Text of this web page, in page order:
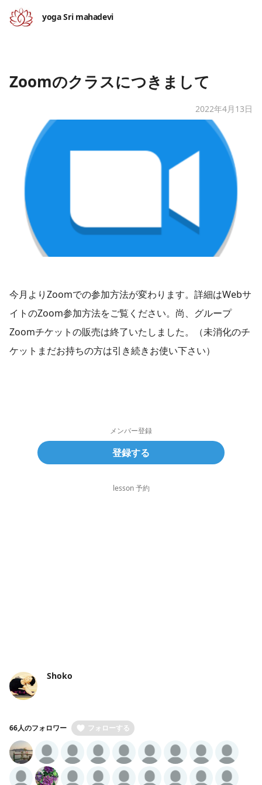
yoga Sri mahadevi
Zoomのクラスにつきまして
2022年4月13日
今月よりZoomでの参加方法が変わります。詳細はWebサ
イトのZoom参加方法をご覧ください。尚、グループ
Zoomチケットの販売は終了いたしました。（未消化のチ
ケットまだお持ちの方は引き続きお使い下さい）
メンバー登録
登録する
lesson 予約
Shoko
66人のフォロワー フォローする